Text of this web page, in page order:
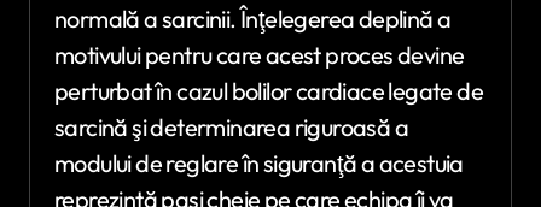
normală a sarcinii. Înţelegerea deplină a
motivului pentru care acest proces devine
perturbat în cazul bolilor cardiace legate de
sarcină şi determinarea riguroasă a
modului de reglare în siguranţă a acestuia
reprezintă paşi cheie pe care echipa îi va